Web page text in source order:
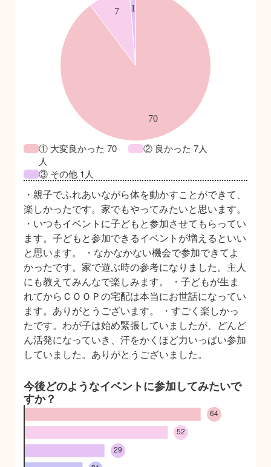
① 大変良かった 70
人
② 良かった 7人
③ その他 1人
・親子でふれあいながら体を動かすことができて、
楽しかったです。家でもやってみたいと思います。
・いつもイベントに子どもと参加させてもらってい
ます。子どもと参加できるイベントが増えるといい
と思います。 ・なかなかない機会で参加できてよ
かったです。家で遊ぶ時の参考になりました。主人
にも教えてみんなで楽しみます。 ・子どもが生ま
れてからＣＯＯＰの宅配は本当にお世話になってい
ます。ありがとうございます。 ・すごく楽しかっ
たです。わが子は始め緊張していましたが、どんど
ん活発になっていき、汗をかくほど力いっぱい参加
していました。ありがとうございました。
今後どのようなイベントに参加してみたいで
すか？